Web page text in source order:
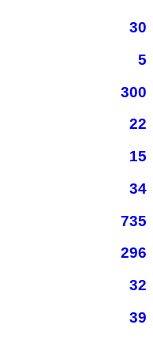
30
5
300
22
15
34
735
296
32
39